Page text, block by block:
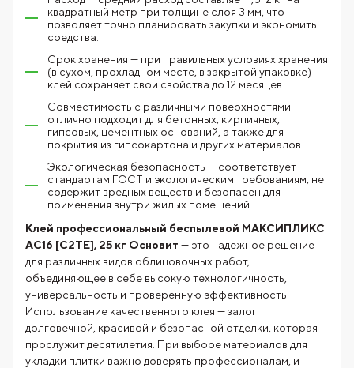
квадратный метр при толщине слоя 3 мм, что
позволяет точно планировать закупки и экономить
средства.
Срок хранения — при правильных условиях хранения
(в сухом, прохладном месте, в закрытой упаковке)
клей сохраняет свои свойства до 12 месяцев.
Совместимость с различными поверхностями —
отлично подходит для бетонных, кирпичных,
гипсовых, цементных оснований, а также для
покрытия из гипсокартона и других материалов.
Экологическая безопасность — соответствует
стандартам ГОСТ и экологическим требованиям, не
содержит вредных веществ и безопасен для
применения внутри жилых помещений.
Клей профессиональный беспылевой МАКСИПЛИКС
AC16 [С2TE], 25 кг Основит — это надежное решение
для различных видов облицовочных работ,
объединяющее в себе высокую технологичность,
универсальность и проверенную эффективность.
Использование качественного клея — залог
долговечной, красивой и безопасной отделки, которая
прослужит десятилетия. При выборе материалов для
укладки плитки важно доверять профессионалам, и